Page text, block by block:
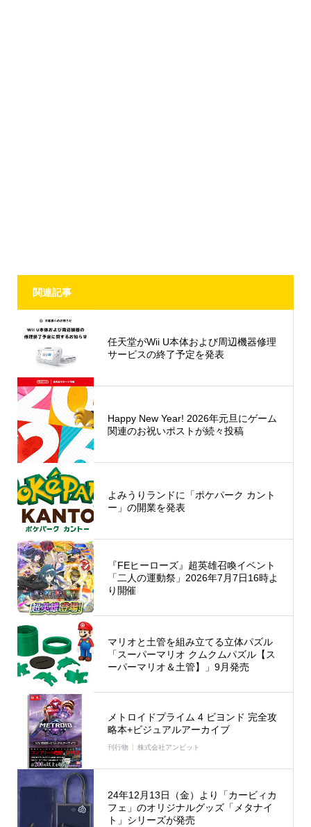
関連記事
任天堂がWii U本体および周辺機器修理
サービスの終了予定を発表
Happy New Year! 2026年元旦にゲーム
関連のお祝いポストが続々投稿
よみうりランドに「ポケパーク カント
ー」の開業を発表
『FEヒーローズ』超英雄召喚イベント
「二人の運動祭」2026年7月7日16時よ
り開催
マリオと土管を組み立てる立体パズル
「スーパーマリオ クムクムパズル【ス
ーパーマリオ＆土管】」9月発売
メトロイドプライム 4 ビヨンド 完全攻
略本+ビジュアルアーカイブ
刊行物 株式会社アンビット
24年12月13日（金）より「カービィカ
フェ」のオリジナルグッズ「メタナイ
ト」シリーズが発売